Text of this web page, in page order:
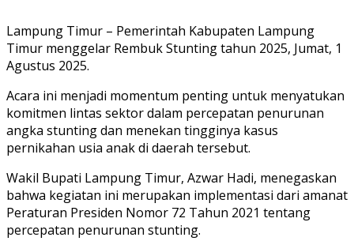
Lampung Timur – Pemerintah Kabupaten Lampung
Timur menggelar Rembuk Stunting tahun 2025, Jumat, 1
Agustus 2025.
Acara ini menjadi momentum penting untuk menyatukan
komitmen lintas sektor dalam percepatan penurunan
angka stunting dan menekan tingginya kasus
pernikahan usia anak di daerah tersebut.
Wakil Bupati Lampung Timur, Azwar Hadi, menegaskan
bahwa kegiatan ini merupakan implementasi dari amanat
Peraturan Presiden Nomor 72 Tahun 2021 tentang
percepatan penurunan stunting.